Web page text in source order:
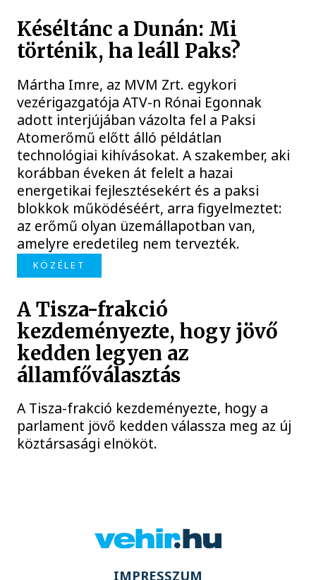
Késéltánc a Dunán: Mi
történik, ha leáll Paks?
Mártha Imre, az MVM Zrt. egykori
vezérigazgatója ATV-n Rónai Egonnak
adott interjújában vázolta fel a Paksi
Atomerőmű előtt álló példátlan
technológiai kihívásokat. A szakember, aki
korábban éveken át felelt a hazai
energetikai fejlesztésekért és a paksi
blokkok működéséért, arra figyelmeztet:
az erőmű olyan üzemállapotban van,
amelyre eredetileg nem tervezték.
KÖZÉLET
A Tisza-frakció
kezdeményezte, hogy jövő
kedden legyen az
államfőválasztás
A Tisza-frakció kezdeményezte, hogy a
parlament jövő kedden válassza meg az új
köztársasági elnököt.
IMPRESSZUM